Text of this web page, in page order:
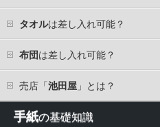
タオルは差し入れ可能？
布団は差し入れ可能？
売店「 池田屋 」とは？
手紙の基礎知識